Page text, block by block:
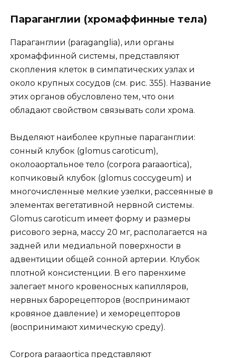
Параганглии (хромаффинные тела)
Параганглии (paraganglia), или органы
хромаффинной системы, представляют
скопления клеток в симпатических узлах и
около крупных сосудов (см. рис. 355). Название
этих органов обусловлено тем, что они
обладают свойством связывать соли хрома.
Выделяют наиболее крупные параганглии:
сонный клубок (glomus caroticum),
околоаортальное тело (corpora paraaortica),
копчиковый клубок (glomus coccygeum) и
многочисленные мелкие узелки, рассеянные в
элементах вегетативной нервной системы.
Glomus caroticum имеет форму и размеры
рисового зерна, массу 20 мг, располагается на
задней или медиальной поверхности в
адвентиции общей сонной артерии. Клубок
плотной консистенции. В его паренхиме
залегает много кровеносных капилляров,
нервных барорецепторов (воспринимают
кровяное давление) и хеморецепторов
(воспринимают химическую среду).
Corpora paraaortica представляют